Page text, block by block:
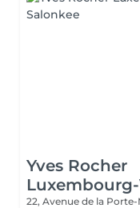
Yves Rocher
22, Avenue de la